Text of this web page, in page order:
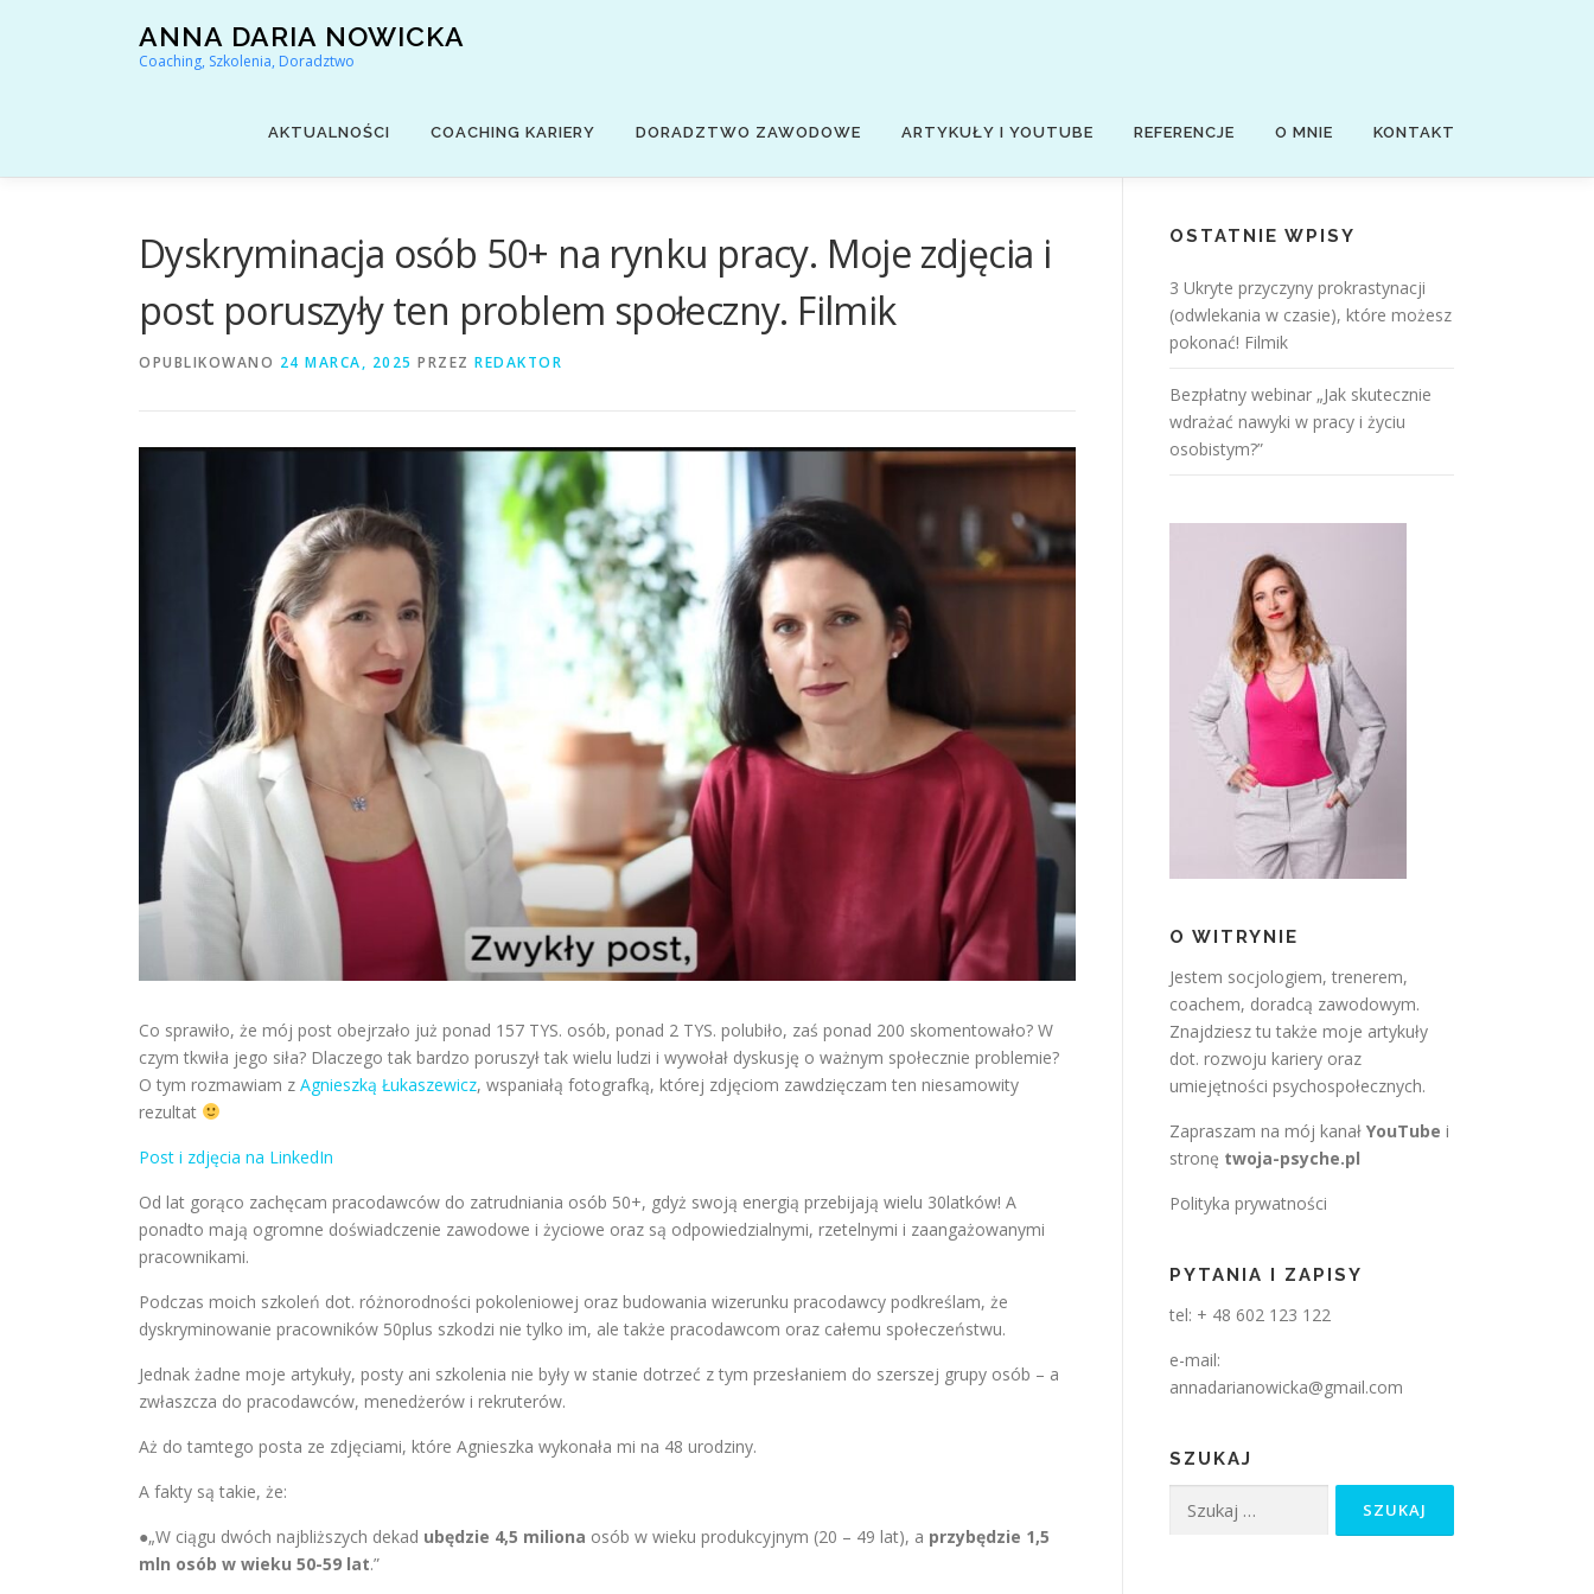
ANNA DARIA NOWICKA
Coaching, Szkolenia, Doradztwo
AKTUALNOŚCI COACHING KARIERY DORADZTWO ZAWODOWE ARTYKUŁY I YOUTUBE REFERENCJE O MNIE KONTAKT
Dyskryminacja osób 50+ na rynku pracy. Moje zdjęcia i
post poruszyły ten problem społeczny. Filmik
OPUBLIKOWANO 24 MARCA, 2025 PRZEZ REDAKTOR
Co sprawiło, że mój post obejrzało już ponad 157 TYS. osób, ponad 2 TYS. polubiło, zaś ponad 200 skomentowało? W
czym tkwiła jego siła? Dlaczego tak bardzo poruszył tak wielu ludzi i wywołał dyskusję o ważnym społecznie problemie?
O tym rozmawiam z Agnieszką Łukaszewicz, wspaniałą fotografką, której zdjęciom zawdzięczam ten niesamowity
rezultat
Post i zdjęcia na LinkedIn
Od lat gorąco zachęcam pracodawców do zatrudniania osób 50+, gdyż swoją energią przebijają wielu 30latków! A
ponadto mają ogromne doświadczenie zawodowe i życiowe oraz są odpowiedzialnymi, rzetelnymi i zaangażowanymi
pracownikami.
Podczas moich szkoleń dot. różnorodności pokoleniowej oraz budowania wizerunku pracodawcy podkreślam, że
dyskryminowanie pracowników 50plus szkodzi nie tylko im, ale także pracodawcom oraz całemu społeczeństwu.
Jednak żadne moje artykuły, posty ani szkolenia nie były w stanie dotrzeć z tym przesłaniem do szerszej grupy osób – a
zwłaszcza do pracodawców, menedżerów i rekruterów.
Aż do tamtego posta ze zdjęciami, które Agnieszka wykonała mi na 48 urodziny.
A fakty są takie, że:
●„W ciągu dwóch najbliższych dekad ubędzie 4,5 miliona osób w wieku produkcyjnym (20 – 49 lat), a przybędzie 1,5
mln osób w wieku 50-59 lat.”
OSTATNIE WPISY
3 Ukryte przyczyny prokrastynacji
(odwlekania w czasie), które możesz
pokonać! Filmik
Bezpłatny webinar „Jak skutecznie
wdrażać nawyki w pracy i życiu
osobistym?”
O WITRYNIE
Jestem socjologiem, trenerem,
coachem, doradcą zawodowym.
Znajdziesz tu także moje artykuły
dot. rozwoju kariery oraz
umiejętności psychospołecznych.
Zapraszam na mój kanał YouTube i
stronę twoja-psyche.pl
Polityka prywatności
PYTANIA I ZAPISY
tel: + 48 602 123 122
e-mail:
annadarianowicka@gmail.com
SZUKAJ